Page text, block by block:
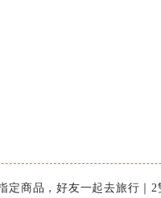
定商品，好友一起去旅行｜2